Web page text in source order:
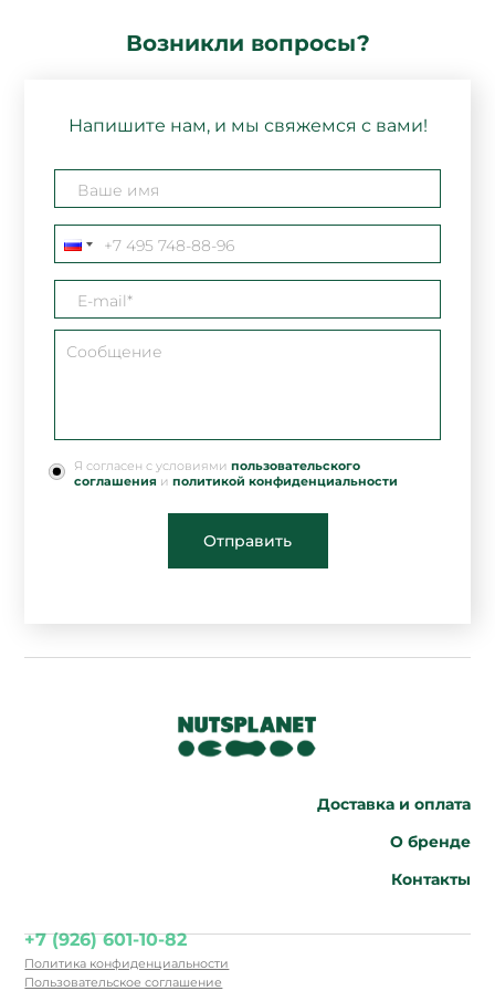
Возникли вопросы?
Напишите нам, и мы свяжемся с вами!
Я согласен с условиямипользовательского
соглашения иполитикой конфиденциальности
Отправить
+7 (926) 601-10-82
Доставка и оплата
О бренде
Контакты
Политика конфиденциальности
Пользовательское соглашение